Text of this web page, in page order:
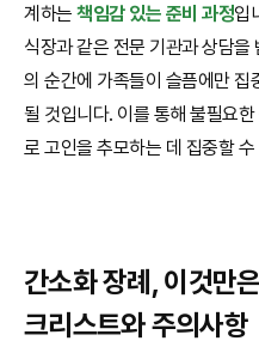
계하는책임감 있는 준비 과정입
식장과 같은 전문 기관과 상담
의 순간에 가족들이 슬픔에만
될 것입니다. 이를 통해 불필요
로 고인을 추모하는 데 집중할
간소화 장례, 이것만
크리스트와 주의사항